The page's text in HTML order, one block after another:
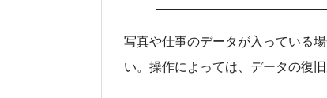
写真や仕事のデータが入っている
い。操作によっては、データの復